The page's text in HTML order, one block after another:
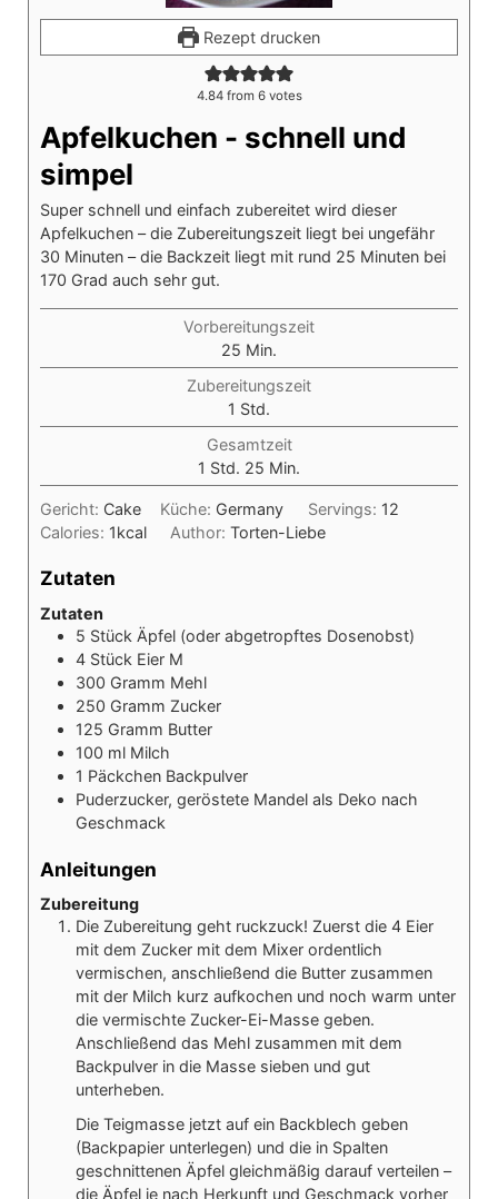
Rezept drucken
4.84from 6votes
Apfelkuchen - schnell und
simpel
Super schnell und einfach zubereitet wird dieser
Apfelkuchen – die Zubereitungszeit liegt bei ungefähr
30 Minuten – die Backzeit liegt mit rund 25 Minuten bei
170 Grad auch sehr gut.
Vorbereitungszeit
25 Minuten
Min.
Zubereitungszeit
1 Stunde
Std.
Gesamtzeit
1 Stunde
Std. 25 Minuten
Min.
Gericht: Cake Küche: Germany Servings: 12
Calories: 1kcal Author:Torten-Liebe
Zutaten
Zutaten
5 Stück Äpfel (oder abgetropftes Dosenobst)
4 Stück Eier M
300 Gramm Mehl
250 Gramm Zucker
125 Gramm Butter
100 ml Milch
1 Päckchen Backpulver
Puderzucker, geröstete Mandel als Deko nach
Geschmack
Anleitungen
Zubereitung
Die Zubereitung geht ruckzuck! Zuerst die 4 Eier
mit dem Zucker mit dem Mixer ordentlich
vermischen, anschließend die Butter zusammen
mit der Milch kurz aufkochen und noch warm unter
die vermischte Zucker-Ei-Masse geben.
Anschließend das Mehl zusammen mit dem
Backpulver in die Masse sieben und gut
unterheben.
Die Teigmasse jetzt auf ein Backblech geben
(Backpapier unterlegen) und die in Spalten
geschnittenen Äpfel gleichmäßig darauf verteilen –
die Äpfel je nach Herkunft und Geschmack vorher